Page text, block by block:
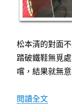
松本清的對面
踏破鐵鞋無覓
嚐，結果就無
閱讀全文〈[吉